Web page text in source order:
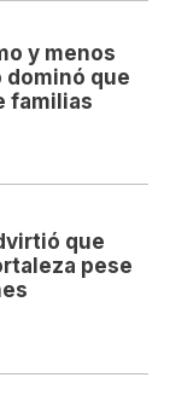
y menos
que
familias
que
pese